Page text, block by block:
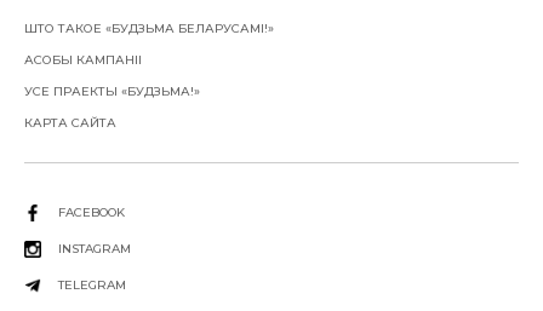
ШТО ТАКОЕ «БУДЗЬМА БЕЛАРУСАМІ!»
АСОБЫ КАМПАНІІ
УСЕ ПРАЕКТЫ «БУДЗЬМА!»
КАРТА САЙТА
FACEBOOK
INSTAGRAM
TELEGRAM